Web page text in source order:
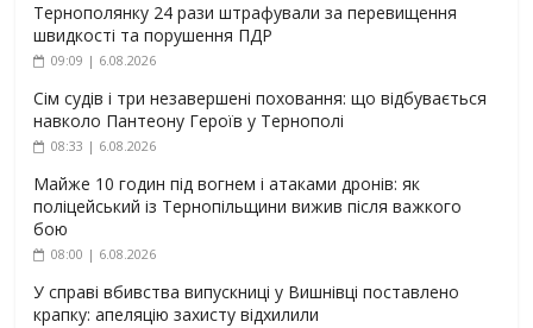
Тернополянку 24 рази штрафували за перевищення
швидкості та порушення ПДР
09:09 | 6.08.2026
Сім судів і три незавершені поховання: що відбувається
навколо Пантеону Героїв у Тернополі
08:33 | 6.08.2026
Майже 10 годин під вогнем і атаками дронів: як
поліцейський із Тернопільщини вижив після важкого
бою
08:00 | 6.08.2026
У справі вбивства випускниці у Вишнівці поставлено
крапку: апеляцію захисту відхилили